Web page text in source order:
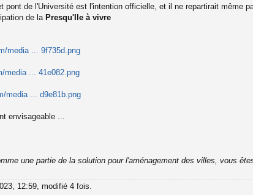
pont de l'Université est l'intention officielle, et il ne repartirait même
de la Presqu'Ile à vivre
media ... 9f735d.png
media ... 41e082.png
media ... d9e81b.png
envisageable ...
une partie de la solution pour l'aménagement des villes, vous
12:59, modifié 4 fois.